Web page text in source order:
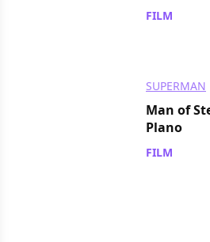
FILM
SUPERMAN
Man of
Plano
FILM